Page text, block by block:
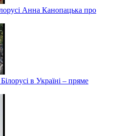
Анна Канопацька про
в Україні – пряме